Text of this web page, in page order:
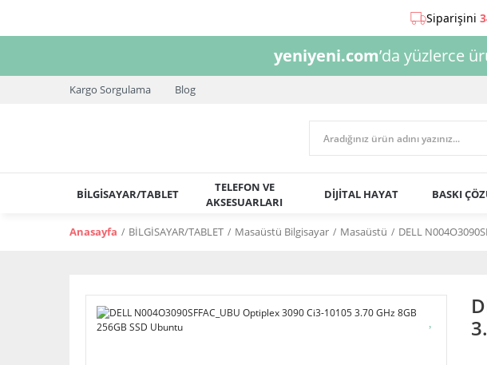
yeniyeni.com’da yüzlerce
Kargo Sorgulama Blog
BİLGİSAYAR/TABLET
TELEFON VE
AKSESUARLARI
DİJİTAL HAYAT BASKI
Anasayfa BİLGİSAYAR/TABLET Masaüstü Bilgisayar Masaüstü DELL